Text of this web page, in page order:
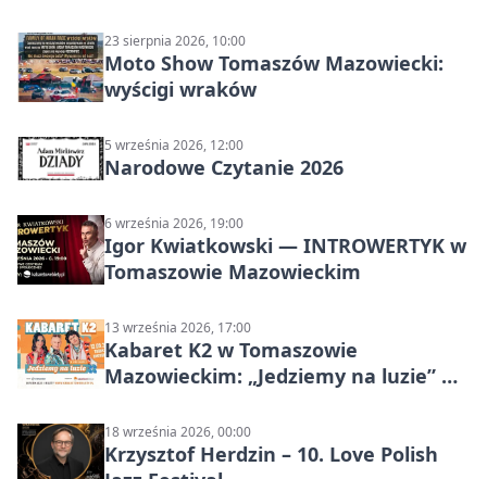
23 sierpnia 2026, 10:00
Moto Show Tomaszów Mazowiecki:
wyścigi wraków
5 września 2026, 12:00
Narodowe Czytanie 2026
6 września 2026, 19:00
Igor Kwiatkowski — INTROWERTYK w
Tomaszowie Mazowieckim
13 września 2026, 17:00
Kabaret K2 w Tomaszowie
Mazowieckim: „Jedziemy na luzie” w
Społecznej
18 września 2026, 00:00
Krzysztof Herdzin – 10. Love Polish